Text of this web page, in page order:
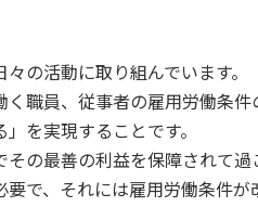
の活動に取り組んでいます。
く職員、従事者の雇用労働条
を実現することです。
その最善の利益を保障されて
で、それには雇用労働条件が